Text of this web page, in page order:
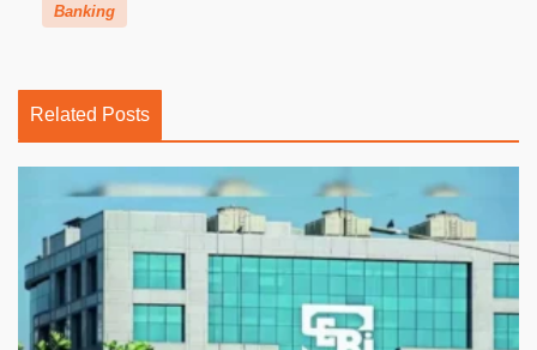
Banking
Related Posts